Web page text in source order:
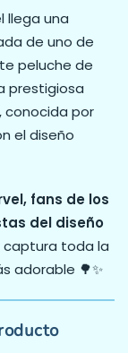
llega una
de uno de
peluche de
prestigiosa
, conocida por
el diseño
fans de los
del diseño
captura toda la
adorable 🌳✨